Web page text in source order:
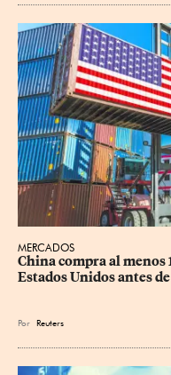
MERCADOS
China compra al menos
Estados Unidos antes
Por Reuters